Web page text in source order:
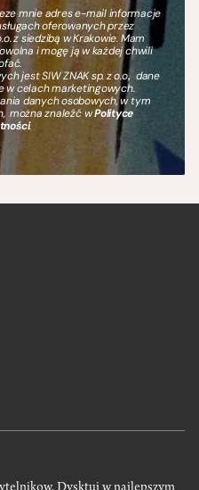
mnie adres e-mail informacje
oferowanych przez
z siedzibą w Krakowie. Mam
i mogę ją w każdej chwili
jest SIW ZNAK sp. z o.o., dane
w celach marketingowych.
danych osobowych, w tym
można znaleźć wPolityce
.